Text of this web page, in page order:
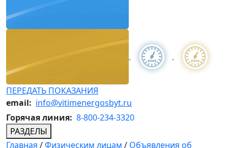
ПЕРЕДАТЬ ПОКАЗАНИЯ
email: info@vitimenergosbyt.ru
Горячая линия: 8-800-234-3320
РАЗДЕЛЫ
Главная /Физическим лицам / Объявления об